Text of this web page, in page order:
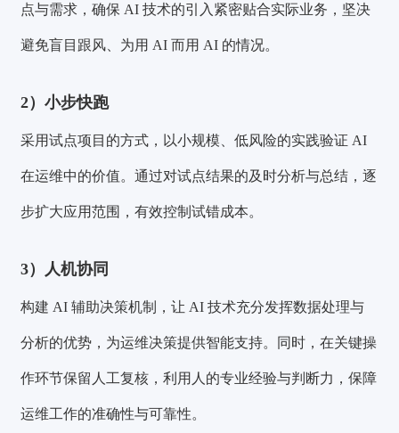
点与需求，确保 AI 技术的引入紧密贴合实际业务，坚决
避免盲目跟风、为用 AI 而用 AI 的情况。
2）小步快跑
采用试点项目的方式，以小规模、低风险的实践验证 AI
在运维中的价值。通过对试点结果的及时分析与总结，逐
步扩大应用范围，有效控制试错成本。
3）人机协同
构建 AI 辅助决策机制，让 AI 技术充分发挥数据处理与
分析的优势，为运维决策提供智能支持。同时，在关键操
作环节保留人工复核，利用人的专业经验与判断力，保障
运维工作的准确性与可靠性。